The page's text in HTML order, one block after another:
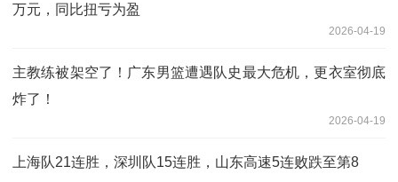
万元，同比扭亏为盈
2026-04-19
主教练被架空了！广东男篮遭遇队史最大危机，更衣室彻底
炸了！
2026-04-19
上海队21连胜，深圳队15连胜，山东高速5连败跌至第8